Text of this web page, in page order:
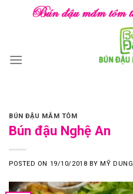
BÚN ĐẬU MẮM TÔM
Bún đậu Nghệ An
POSTED ON 19/10/2018 BY MỸ DUNG